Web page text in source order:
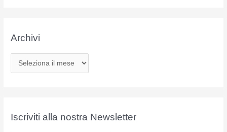
Archivi
r
iIscriviti alla nostra Newsletter